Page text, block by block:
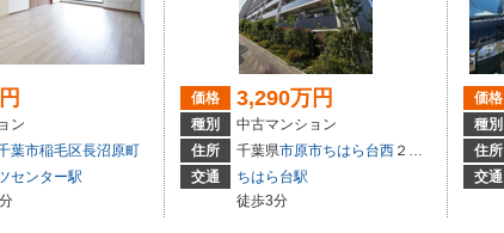
ン
葉市稲毛区長沼原町
センター駅
価格 3,290万円
種別
中古マンション
住所
千葉県市原市ちはら台西 ２丁目9-3
交通
ちはら台駅
徒歩3分
価格
種別
住所
交通